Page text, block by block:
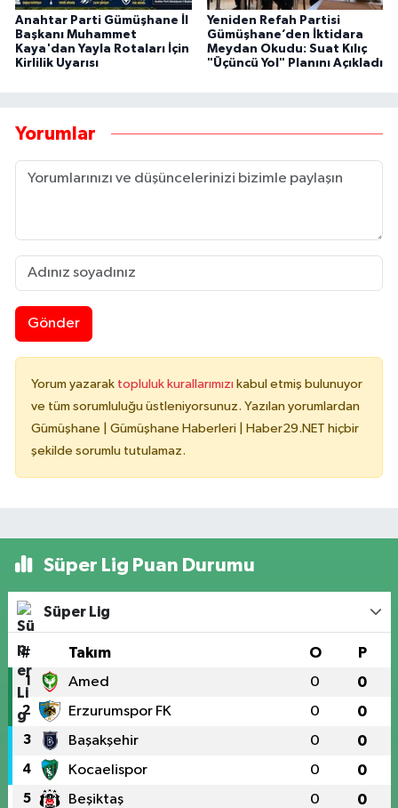
Anahtar Parti Gümüşhane İl
Başkanı Muhammet
Kaya'dan Yayla Rotaları İçin
Kirlilik Uyarısı
Yeniden Refah Partisi
Gümüşhane’den İktidara
Meydan Okudu: Suat Kılıç
"Üçüncü Yol" Planını Açıkladı
Yorumlar
Gönder
Yorum yazarak topluluk kurallarımızı kabul etmiş bulunuyor
ve tüm sorumluluğu üstleniyorsunuz. Yazılan yorumlardan
Gümüşhane | Gümüşhane Haberleri | Haber29.NET hiçbir
şekilde sorumlu tutulamaz.
Süper Lig Puan Durumu
Süper Lig
# Takım O P
1 Amed 0 0
2 Erzurumspor FK 0 0
3 Başakşehir 0 0
4 Kocaelispor 0 0
5 Beşiktaş 0 0